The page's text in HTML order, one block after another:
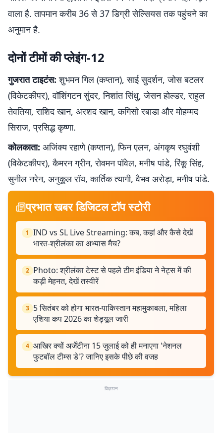
वाला है. तापमान करीब 36 से 37 डिग्री सेल्सियस तक पहुंचने का
अनुमान है.
दोनों टीमों की प्लेइंग-12
गुजरात टाइटंस: शुभमन गिल (कप्तान), साई सुदर्शन, जोस बटलर
(विकेटकीपर), वॉशिंगटन सुंदर, निशांत सिंधु, जेसन होल्डर, राहुल
तेवतिया, राशिद खान, अरशद खान, कगिसो रबाडा और मोहम्मद
सिराज, प्रसिद्ध कृष्णा.
कोलकाता: अजिंक्य रहाणे (कप्तान), फिन एलन, अंगकृष रघुवंशी
(विकेटकीपर), कैमरन ग्रीन, रोवमन पॉवेल, मनीष पांडे, रिंकू सिंह,
सुनील नरेन, अनुकूल रॉय, कार्तिक त्यागी, वैभव अरोड़ा, मनीष पांडे.
प्रभात खबर डिजिटल टॉप स्टोरी
1 IND vs SL Live Streaming: कब, कहां और कैसे देखें
भारत-श्रीलंका का अभ्यास मैच?
2 Photo: श्रीलंका टेस्ट से पहले टीम इंडिया ने नेट्स में की
कड़ी मेहनत, देखें तस्वीरें
3 5 सितंबर को होगा भारत-पाकिस्तान महामुकाबला, महिला
एशिया कप 2026 का शेड्यूल जारी
4 आखिर क्यों अर्जेंटीना 15 जुलाई को ही मनाएगा 'नेशनल
फुटबॉल टीम्स डे'? जानिए इसके पीछे की वजह
विज्ञापन